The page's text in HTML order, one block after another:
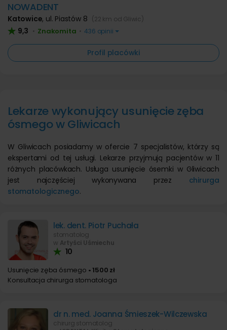
NOWADENT
Katowice, ul. Piastów 8 (22 km od Gliwic)
9,3 • Znakomita • 436 opinii
Profil placówki
Lekarze wykonujący usunięcie zęba
ósmego w Gliwicach
W Gliwicach posiadamy w ofercie 7 specjalistów, którzy są
ekspertami od tej usługi. Lekarze przyjmują pacjentów w 11
różnych placówkach. Usługa usunięcie ósemki w Gliwicach
jest najczęściej wykonywana przez chirurga
stomatologicznego.
lek. dent. Piotr Puchała
stomatolog
w Artyści Uśmiechu
10
Usunięcie zęba ósmego • 1500 zł
Konsultacja chirurga stomatologa
dr n. med. Joanna Śmieszek-Wilczewska
chirurg stomatolog